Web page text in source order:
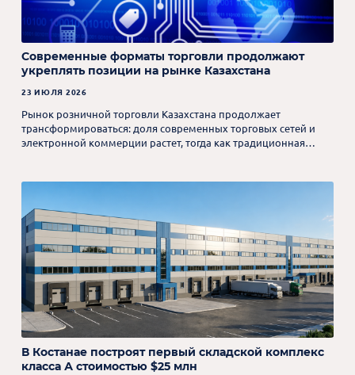
Современные форматы торговли продолжают
укреплять позиции на рынке Казахстана
23 ИЮЛЯ 2026
Рынок розничной торговли Казахстана продолжает
трансформироваться: доля современных торговых сетей и
электронной коммерции растет, тогда как традиционная
В Костанае построят первый складской комплекс
класса А стоимостью $25 млн